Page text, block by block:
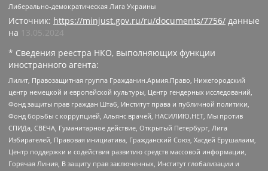
Либерально-демократическая Лига Украины
Источник: https://minjust.gov.ru/ru/documents/7756/ данные
на
13.05.2024
* Сведения реестра НКО, выполняющих функции
иностранного агента:
Лилит, Правозащитная группа Гражданин.Армия.Право, Нижегородский
центр немецкой и европейской культуры, Центр гендерных исследований,
Фонд защиты прав граждан Штаб, Институт права и публичной политики,
Фонд борьбы с коррупцией, Альянс врачей, НАСИЛИЮ.НЕТ, Мы против
СПИДа, СВЕЧА, Гуманитарное действие, Открытый Петербург, Лига
Избирателей, Правовая инициатива, Гражданский Союз, Хасдей Ерушалаим,
Центр поддержки и содействия развитию средств массовой информации,
Горячая Линия, В защиту прав заключенных, Институт глобализации и